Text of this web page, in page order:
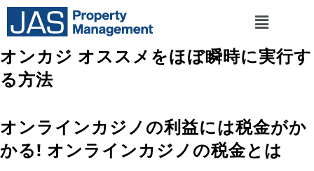
オンカジ オススメをほぼ瞬時に実行す
る方法
オンラインカジノの利益には税金がか
かる! オンラインカジノの税金とは